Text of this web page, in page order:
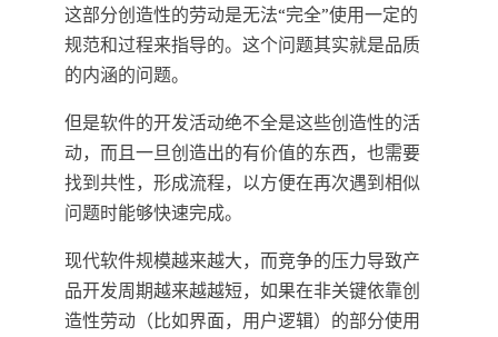
这部分创造性的劳动是无法“完全”使用一定的
规范和过程来指导的。这个问题其实就是品质
的内涵的问题。
但是软件的开发活动绝不全是这些创造性的活
动，而且一旦创造出的有价值的东西，也需要
找到共性，形成流程，以方便在再次遇到相似
问题时能够快速完成。
现代软件规模越来越大，而竞争的压力导致产
品开发周期越来越越短，如果在非关键依靠创
造性劳动（比如界面，用户逻辑）的部分使用